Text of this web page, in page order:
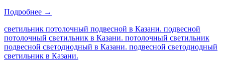
Подробнее →
светильник потолочный подвесной в Казани. подвесной
потолочный светильник в Казани. потолочный светильник
подвесной светодиодный в Казани. подвесной светодиодный
светильник в Казани.